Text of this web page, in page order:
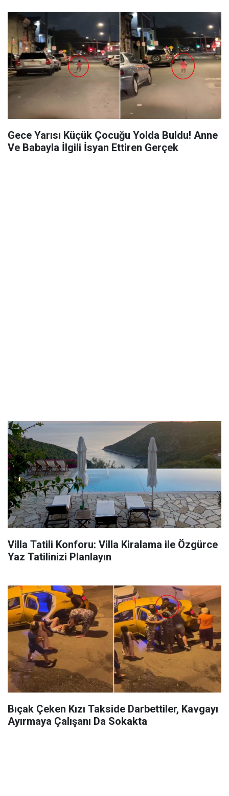
Gece Yarısı Küçük Çocuğu Yolda Buldu! Anne
Ve Babayla İlgili İsyan Ettiren Gerçek
Villa Tatili Konforu: Villa Kiralama ile Özgürce
Yaz Tatilinizi Planlayın
Bıçak Çeken Kızı Takside Darbettiler, Kavgayı
Ayırmaya Çalışanı Da Sokakta